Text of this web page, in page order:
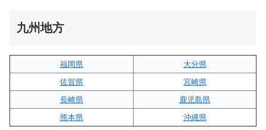
九州地方
福岡県
大分県
佐賀県
宮崎県
長崎県
鹿児島県
熊本県
沖縄県